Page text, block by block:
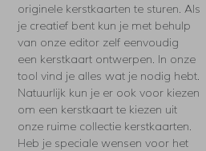
originele kerstkaarten te sturen. Als
je creatief bent kun je met behulp
van onze editor zelf eenvoudig
een kerstkaart ontwerpen. In onze
tool vind je alles wat je nodig hebt.
Natuurlijk kun je er ook voor kiezen
om een kerstkaart te kiezen uit
onze ruime collectie kerstkaarten.
Heb je speciale wensen voor het